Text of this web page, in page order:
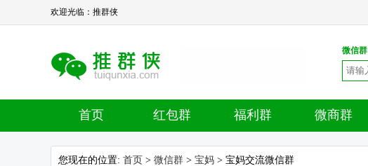
欢迎光临：推群侠
微信群
首页 红包群 福利群 微商群
您现在的位置: 首页 > 微信群 > 宝妈 > 宝妈交流微信群